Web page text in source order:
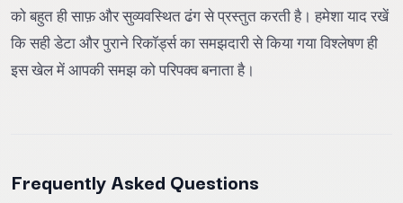
को बहुत ही साफ़ और सुव्यवस्थित ढंग से प्रस्तुत करती है। हमेशा याद रखें
कि सही डेटा और पुराने रिकॉर्ड्स का समझदारी से किया गया विश्लेषण ही
इस खेल में आपकी समझ को परिपक्व बनाता है।
Frequently Asked Questions